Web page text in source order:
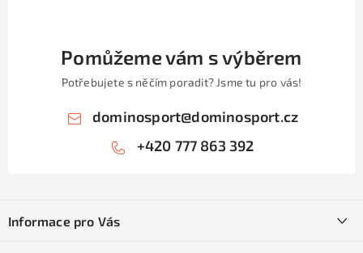
Pomůžeme vám s výběrem
Potřebujete s něčím poradit? Jsme tu pro vás!
dominosport@dominosport.cz
+420 777 863 392
pInformace pro Vás